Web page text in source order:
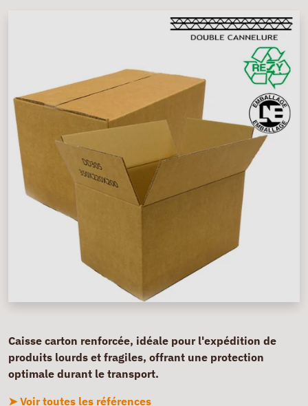
Caisse carton renforcée, idéale pour l'expédition de
produits lourds et fragiles, offrant une protection
optimale durant le transport.
➤ Voir toutes les références